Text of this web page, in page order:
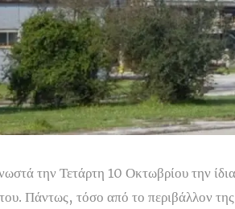
την Τετάρτη 10 Οκτωβρίου την
Πάντως, τόσο από το περιβάλλον